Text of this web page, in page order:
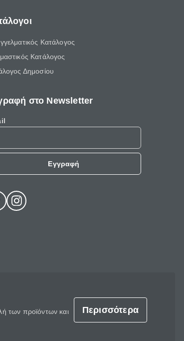
Κατάλογος
Κατάλογος
Δημοσίου
στο Newsletter
Εγγραφή
των προϊόντων και
Περισσότερα